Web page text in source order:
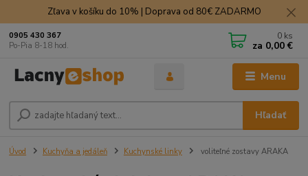
Zľava v košíku do 10% | Doprava od 80€ ZADARMO
Menu
Hľadať
0905 430 367
Po-Pia 8-18 hod.
0 ks
za 0,00 €
Úvod Kuchyňa a jedáleň Kuchynské linky voliteľné zostavy ARAKA